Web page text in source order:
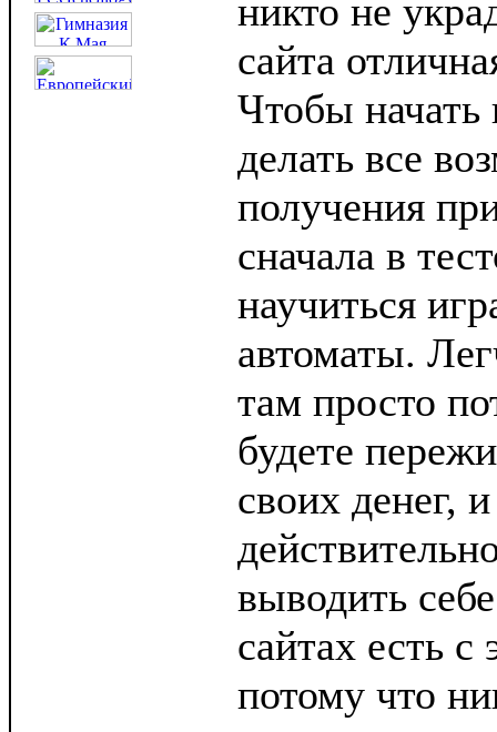
никто не
сайта
Чтобы начать
делать все
получения
сначала в
научиться
автоматы.
там просто
будете
своих денег,
выводить
сайтах есть
потому что